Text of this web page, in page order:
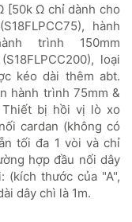
[50k Ω chỉ dành cho
hành
trình 150mm
loại
kéo dài thêm abt.
hành trình 75mm &
Thiết bị hồi vị lò xo
cardan (không có
tối đa 1 vòi và chỉ
hợp đầu nối dây
(kích thước của "A",
dây chì là 1m.